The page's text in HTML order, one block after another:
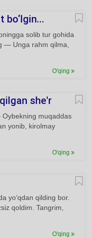
bo‘lgin...
solib tur gohida
— Unga rahm qilma,
O'qing
she'r
muqaddas
yonib, kirolmay
O'qing
yo‘qdan qilding bor.
qoldim. Tangrim,
O'qing